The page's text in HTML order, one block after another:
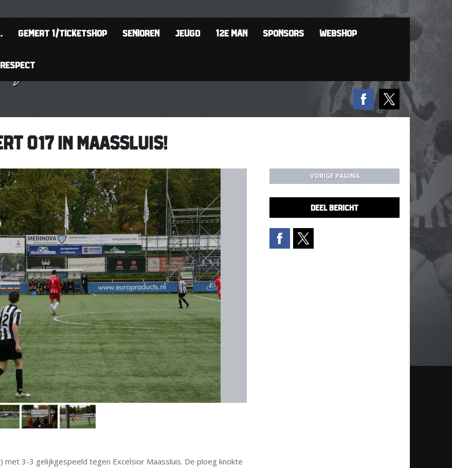
GEMERT 1/TICKETSHOP SENIOREN JEUGD 12E MAN SPONSORS WEBSHOP
O17 IN MAASSLUIS!
3-3 gelijkgespeeld tegen Excelsior Maassluis. De ploeg knokte
VORIGE PAGINA
DEEL BERICHT